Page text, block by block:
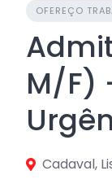
OFEREÇO
M/F)
Cadaval,